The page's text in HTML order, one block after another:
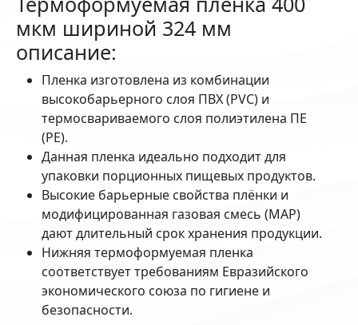
мкм шириной 324 мм
описание:
Пленка изготовлена из комбинации
высокобарьерного слоя ПВХ (PVC) и
термосвариваемого слоя полиэтилена ПЕ
(РЕ).
Данная пленка идеально подходит для
упаковки порционных пищевых продуктов.
Высокие барьерные свойства плёнки и
модифицированная газовая смесь (MAP)
дают длительный срок хранения продукции.
Нижняя термоформуемая пленка
соответствует требованиям Евразийского
экономического союза по гигиене и
безопасности.